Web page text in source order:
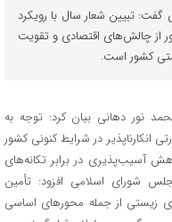
تبیین شعار سال با رویکرد
از چالش‌های اقتصادی و تقویت
کشور است.
نور دهانی بیان کرد: توجه به
انکارناپذیر در شرایط کنونی کشور
آسیب‌پذیری در برابر تکانه‌های
شورای اسلامی افزود: تأمین
زیستی از جمله محورهای اساسی